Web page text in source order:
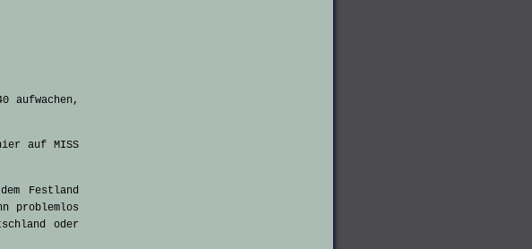
aufwachen,
auf MISS
Festland
problemlos
oder